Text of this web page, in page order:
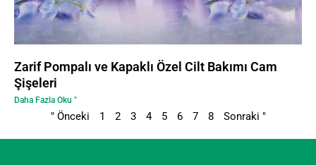
Zarif Pompalı ve Kapaklı Özel Cilt Bakımı Cam
Şişeleri
Daha Fazla Oku "
" Önceki 1 2 3 4 5 6 7 8 Sonraki "